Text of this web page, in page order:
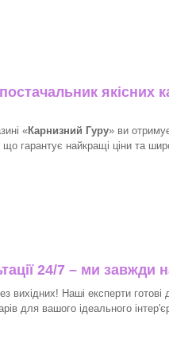
якісних
«Карнизний Гуру» ви
гарантує найкращі ціни та
24/7 – ми завжди
вихідних! Наші експерти готові
для вашого ідеального